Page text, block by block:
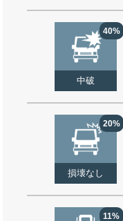
40%
中破
20%
損壊なし
11%